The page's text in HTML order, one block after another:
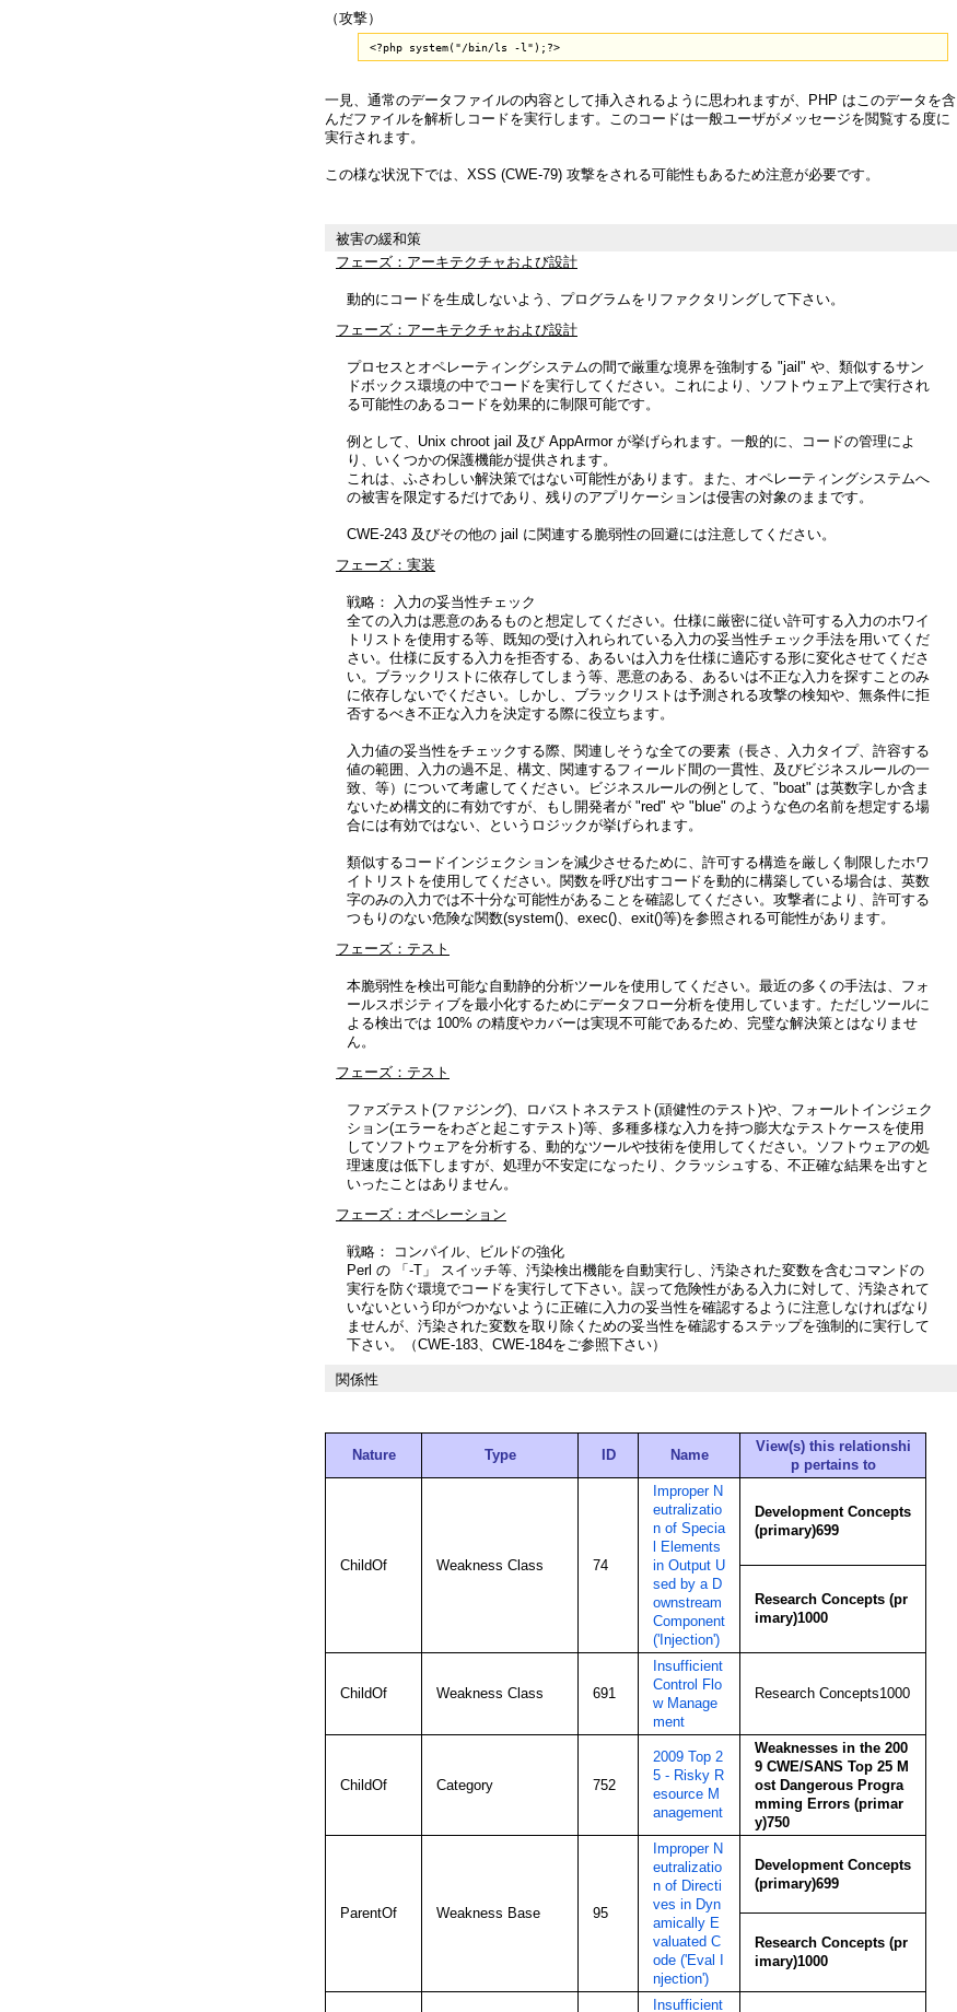
（攻撃）
一見、通常のデータファイルの内容として挿入されるように思われますが、PHP はこのデータを含
んだファイルを解析しコードを実行します。このコードは一般ユーザがメッセージを閲覧する度に
実行されます。
この様な状況下では、XSS (CWE-79) 攻撃をされる可能性もあるため注意が必要です。
被害の緩和策
フェーズ：アーキテクチャおよび設計
動的にコードを生成しないよう、プログラムをリファクタリングして下さい。
フェーズ：アーキテクチャおよび設計
プロセスとオペレーティングシステムの間で厳重な境界を強制する "jail" や、類似するサン
ドボックス環境の中でコードを実行してください。これにより、ソフトウェア上で実行され
る可能性のあるコードを効果的に制限可能です。
例として、Unix chroot jail 及び AppArmor が挙げられます。一般的に、コードの管理によ
り、いくつかの保護機能が提供されます。
これは、ふさわしい解決策ではない可能性があります。また、オペレーティングシステムへ
の被害を限定するだけであり、残りのアプリケーションは侵害の対象のままです。
CWE-243 及びその他の jail に関連する脆弱性の回避には注意してください。
フェーズ：実装
戦略： 入力の妥当性チェック
全ての入力は悪意のあるものと想定してください。仕様に厳密に従い許可する入力のホワイ
トリストを使用する等、既知の受け入れられている入力の妥当性チェック手法を用いてくだ
さい。仕様に反する入力を拒否する、あるいは入力を仕様に適応する形に変化させてくださ
い。ブラックリストに依存してしまう等、悪意のある、あるいは不正な入力を探すことのみ
に依存しないでください。しかし、ブラックリストは予測される攻撃の検知や、無条件に拒
否するべき不正な入力を決定する際に役立ちます。
入力値の妥当性をチェックする際、関連しそうな全ての要素（長さ、入力タイプ、許容する
値の範囲、入力の過不足、構文、関連するフィールド間の一貫性、及びビジネスルールの一
致、等）について考慮してください。ビジネスルールの例として、"boat" は英数字しか含ま
ないため構文的に有効ですが、もし開発者が "red" や "blue" のような色の名前を想定する場
合には有効ではない、というロジックが挙げられます。
類似するコードインジェクションを減少させるために、許可する構造を厳しく制限したホワ
イトリストを使用してください。関数を呼び出すコードを動的に構築している場合は、英数
字のみの入力では不十分な可能性があることを確認してください。攻撃者により、許可する
つもりのない危険な関数(system()、exec()、exit()等)を参照される可能性があります。
フェーズ：テスト
本脆弱性を検出可能な自動静的分析ツールを使用してください。最近の多くの手法は、フォ
ールスポジティブを最小化するためにデータフロー分析を使用しています。ただしツールに
よる検出では 100% の精度やカバーは実現不可能であるため、完璧な解決策とはなりませ
ん。
フェーズ：テスト
ファズテスト(ファジング)、ロバストネステスト(頑健性のテスト)や、フォールトインジェク
ション(エラーをわざと起こすテスト)等、多種多様な入力を持つ膨大なテストケースを使用
してソフトウェアを分析する、動的なツールや技術を使用してください。ソフトウェアの処
理速度は低下しますが、処理が不安定になったり、クラッシュする、不正確な結果を出すと
いったことはありません。
フェーズ：オペレーション
戦略： コンパイル、ビルドの強化
Perl の 「-T」 スイッチ等、汚染検出機能を自動実行し、汚染された変数を含むコマンドの
実行を防ぐ環境でコードを実行して下さい。誤って危険性がある入力に対して、汚染されて
いないという印がつかないように正確に入力の妥当性を確認するように注意しなければなり
ませんが、汚染された変数を取り除くための妥当性を確認するステップを強制的に実行して
下さい。（CWE-183、CWE-184をご参照下さい）
関係性
Nature Type ID Name
View(s) this relationshi
p pertains to
ChildOf Weakness Class 74
Improper N
eutralizatio
n of Specia
l Elements
in Output U
sed by a D
ownstream
Component
('Injection')
Development Concepts
(primary)699
Research Concepts (pr
imary)1000
ChildOf Weakness Class 691
Insufficient
Control Flo
w Manage
ment
Research Concepts1000
ChildOf Category 752
2009 Top 2
5 - Risky R
esource M
anagement
Weaknesses in the 200
9 CWE/SANS Top 25 M
ost Dangerous Progra
mming Errors (primar
y)750
ParentOf Weakness Base 95
Improper N
eutralizatio
n of Directi
ves in Dyn
amically E
valuated C
ode ('Eval I
njection')
Development Concepts
(primary)699
Research Concepts (pr
imary)1000
Insufficient